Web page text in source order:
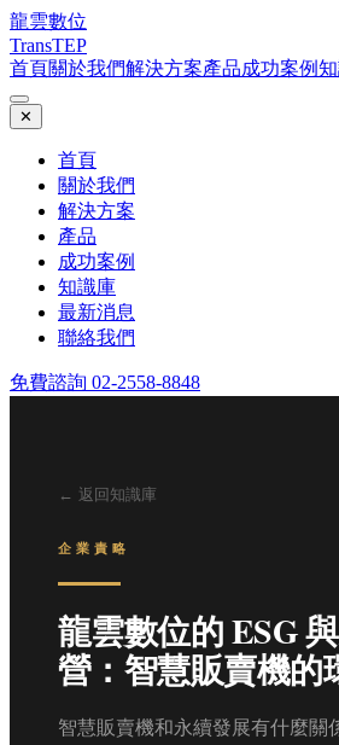
龍雲數位
TransTEP
首頁關於我們解決方案產品成功案例
✕
首頁
關於我們
解決方案
產品
成功案例
知識庫
最新消息
聯絡我們
免費諮詢 02-2558-8848
← 返回知識庫
企業責略
龍雲數位的 ESG
營：智慧販賣機的
智慧販賣機和永續發展有什麼關